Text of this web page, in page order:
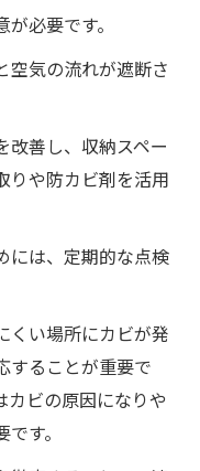
必要です。
空気の流れが遮断さ
改善し、収納スペー
りや防カビ剤を活用
には、定期的な点検
くい場所にカビが発
することが重要で
ビの原因になりや
す。